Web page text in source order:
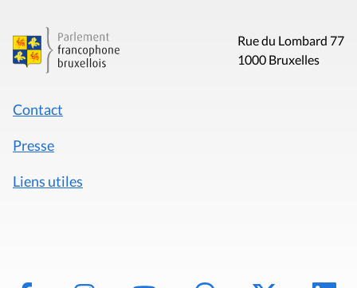
Rue du Lombard 77
1000 Bruxelles
Contact
Presse
Liens utiles